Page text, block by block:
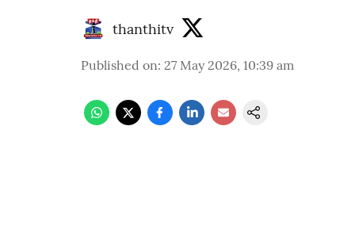
thanthitv
Published on: 27 May 2026, 10:39 am